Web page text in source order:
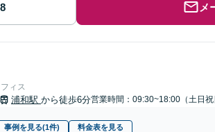
メ
ィス
浦和駅 から徒歩6分営業時間：09:30~18:00（土日祝
事例を見る(1件) 料金表を見る